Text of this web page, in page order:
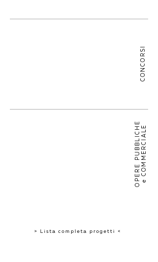
OPERE PUBBLICHEe COMMERCIALE
CONCORSI
> Lista completa progetti <